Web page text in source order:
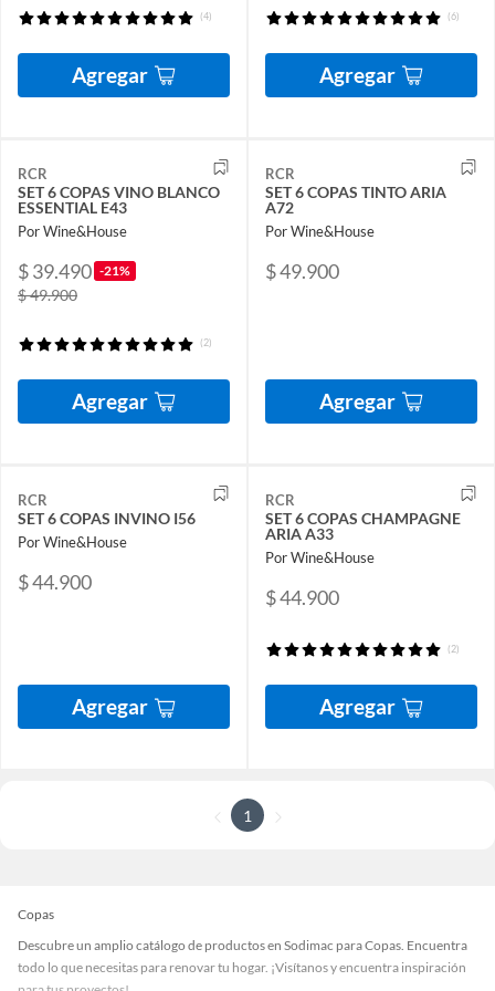
(4)
Agregar
(6)
Agregar
RCR
SET 6 COPAS VINO BLANCO
ESSENTIAL E43
Por Wine&House
$ 39.490 -21%
$ 49.900
(2)
Agregar
RCR
SET 6 COPAS TINTO ARIA
A72
Por Wine&House
$ 49.900
Agregar
RCR
SET 6 COPAS INVINO I56
Por Wine&House
$ 44.900
Agregar
RCR
SET 6 COPAS CHAMPAGNE
ARIA A33
Por Wine&House
$ 44.900
(2)
Agregar
1
Copas
Descubre un amplio catálogo de productos en Sodimac para Copas. Encuentra
todo lo que necesitas para renovar tu hogar. ¡Visítanos y encuentra inspiración